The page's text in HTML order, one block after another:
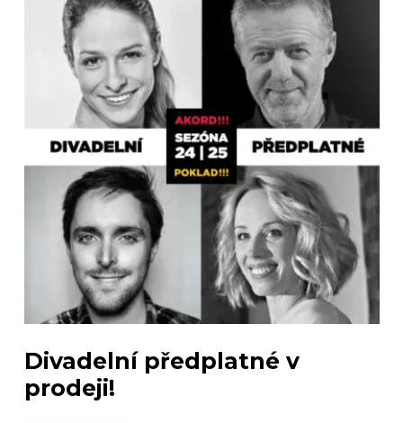
Divadelní předplatné v
prodeji!